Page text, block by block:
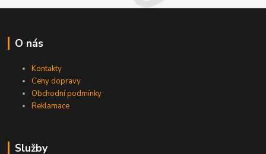
O nás
Kontakty
Ceny dopravy
Obchodní podmínky
Reklamace
Služby